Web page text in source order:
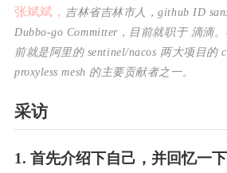
张斌斌 ， 吉林省吉林市人，github ID
Dubbo-go Committer， 目 前就职于 滴滴
前就是阿里的 sentinel/nacos 两大项目的
proxyless mesh 的主要贡献者之一。
采访
1. 首先介绍下自己 ， 并回忆一下